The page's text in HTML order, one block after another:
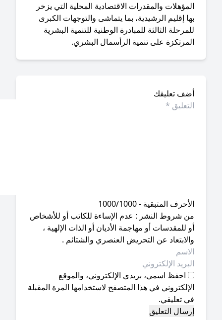
والمقدرات الاقتصادية المحلية التي يزخر
إقليم الرشيدية، بما يتماشى والتوجهات الكبرى
الثالثة للمبادرة الوطنية للتنمية البشرية
على تنمية الرأسمال البشري.
تعليقك
المتبقية - 1000/1000
شروط النشر : عدم الإساءة للكاتب أو للأشخاص
للمقدسات أو مهاجمة الأديان أو الذات الإلهية ،
عن التحريض العنصري والشتائم .
احفظ اسمي، بريدي الإلكتروني، والموقع
في هذا المتصفح لاستخدامها المرة المقبلة
تعليقي.